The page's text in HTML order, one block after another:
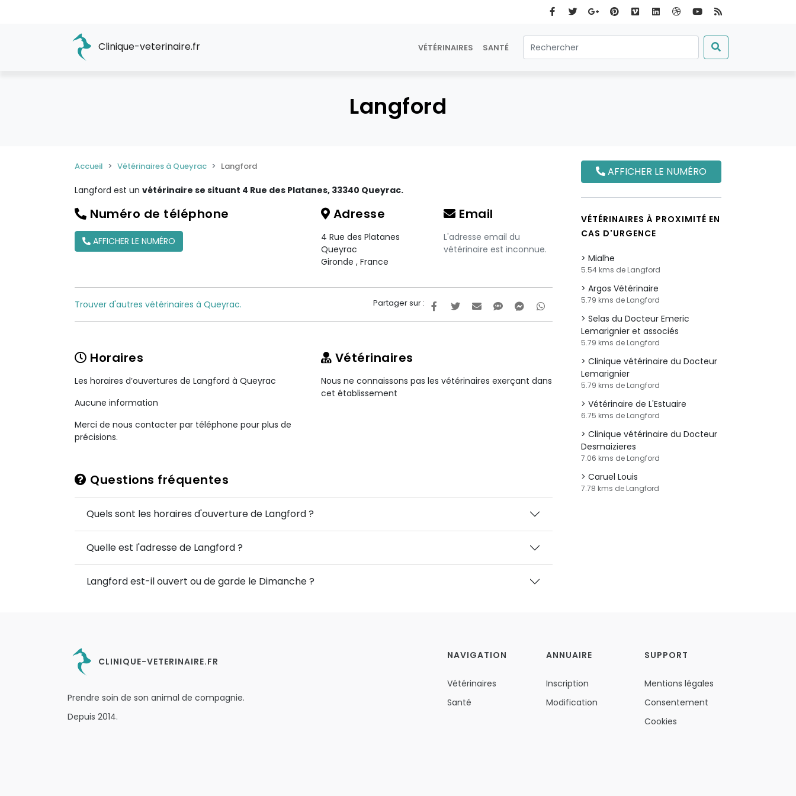
Clinique-veterinaire.fr VÉTÉRINAIRES SANTÉ
Langford
Accueil Vétérinaires à Queyrac Langford
Langford est un vétérinaire se situant 4 Rue des Platanes, 33340 Queyrac.
Numéro de téléphone
AFFICHER LE NUMÉRO
Adresse
4 Rue des Platanes
Queyrac
Gironde , France
Email
L'adresse email du
vétérinaire est inconnue.
Partager sur :
Trouver d'autres vétérinaires à Queyrac.
Horaires
Les horaires d’ouvertures de Langford à Queyrac
Aucune information
Merci de nous contacter par téléphone pour plus de
précisions.
Vétérinaires
Nous ne connaissons pas les vétérinaires exerçant dans
cet établissement
Questions fréquentes
Quels sont les horaires d'ouverture de Langford ?
Quelle est l'adresse de Langford ?
Langford est-il ouvert ou de garde le Dimanche ?
AFFICHER LE NUMÉRO
VÉTÉRINAIRES À PROXIMITÉ EN
CAS D'URGENCE
Mialhe
5.54 kms de Langford
Argos Vétérinaire
5.79 kms de Langford
Selas du Docteur Emeric
Lemarignier et associés
5.79 kms de Langford
Clinique vétérinaire du Docteur
Lemarignier
5.79 kms de Langford
Vétérinaire de L'Estuaire
6.75 kms de Langford
Clinique vétérinaire du Docteur
Desmaizieres
7.06 kms de Langford
Caruel Louis
7.78 kms de Langford
CLINIQUE-VETERINAIRE.FR
Prendre soin de son animal de compagnie.
Depuis 2014.
NAVIGATION
Vétérinaires
Santé
ANNUAIRE
Inscription
Modification
SUPPORT
Mentions légales
Consentement
Cookies